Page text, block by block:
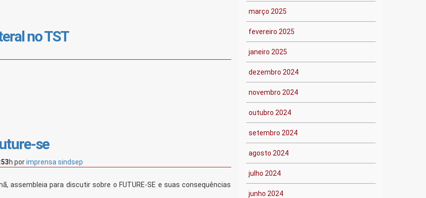
no TST
se
h porimprensa sindsep
assembleia para discutir sobre o FUTURE-SE e suas consequências
março 2025
fevereiro 2025
janeiro 2025
dezembro 2024
novembro 2024
outubro 2024
setembro 2024
agosto 2024
julho 2024
junho 2024